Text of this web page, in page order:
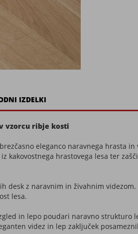
IZDELKI
v vzorcu ribje kosti
eleganco naravnega hrasta
kakovostnega hrastovega lesa ter
desk z naravnim in živahnim
lesa.
in lepo poudari naravno strukturo
videz in lep zaključek